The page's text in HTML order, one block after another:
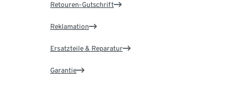
Retouren-Gutschrift
Reklamation
Ersatzteile & Reparatur
Garantie